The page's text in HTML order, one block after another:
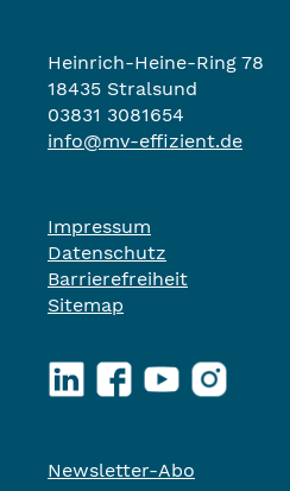
Heinrich-Heine-Ring 78
18435 Stralsund
03831 3081654
info@mv-effizient.de
Impressum
Datenschutz
Barrierefreiheit
Sitemap
LinkedInFacebookYouTubeInstagram
Newsletter-Abo